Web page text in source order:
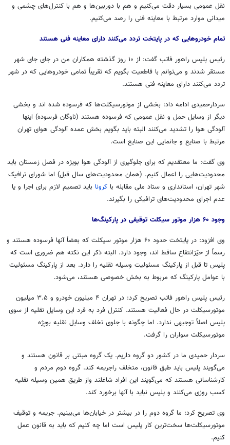
نقل عمومی بسیار دقت می‌کنیم و هم با دوربین‌ها و هم با کنترل‌های چشمی و
میدانی موارد مرتبط با معاینه فنی را رصد می‌کنیم.
تمام خودروهایی که در پایتخت تردد می‌کنند دارای معاینه فنی هستند
رئیس پلیس راهور فاتب گفت: از ۱۰ روز گذشته همکاران من در جای جای شهر
مستقر شدند و می‌توانم با قاطعیت بگویم که تقریباً تمامی خودروهایی که در شهر
تردد می‌کنند دارای معاینه فنی هستند.
سردارحمیدی ادامه داد: بخشی از موتورسیکلت‌ها که فرسوده شده اند و بخشی
دیگر از وسایل حمل و نقل عمومی که فرسوده هستند (ناوگان فرسوده) اینها
آلودگی هوا را تشدید می‌کنند البته باید بگویم بخش عمده آلودگی هوای تهران
مرتبط با صنایع و جانمایی این صنایع است.
وی گفت: ما معتقدیم که برای جلوگیری از آلودگی هوا بویژه در فصل زمستان باید
محدودیت‌هایی را اعمال کنیم. (همان محدودیت‌های سال قبل) اما شورای ترافیک
شهر تهران، استانداری و ستاد ملی مقابله با کرونا باید تصمیم لازم برای اجرا و یا
عدم اجرای محدودیت‌های ترافیکی را بگیرند.
وجود ۶۰ هزار موتور سیکلت توقیفی در پارکینگ‌ها
وی افزود: در پایتخت حدود ۶۰ هزار موتور سیکلت که بعضاً آنها فرسوده هستند و
رسماً از حیّزانتفاع ساقط اند، وجود دارد. البته ذکر این نکته هم ضروری است که
پلیس تا قبل از پارکینگ مسئولیت وسیله نقلیه را دارد. بعد از پارکینگ مسئولیت
با عوامل پارکینگ که مربوط به بخش خصوصی هستند، می‌شود.
رئیس پلیس راهور فاتب تصریح کرد: در تهران ۴ میلیون خودرو و ۳.۵ میلیون
موتورسیکلت در حال فعالیت هستند. کنترل فرد به فرد این وسایل نقلیه از سوی
پلیس اصلاً توجیهی ندارد. اما چگونه با جلوی تخلف وسایل نقلیه بویِژه
موتورسیکلت سواران را گرفت.
سردار حمیدی ما در کشور دو گروه داریم. یک گروه مبتنی بر قانون هستند و
می‌گویند پلیس باید طبق قانون، متخلف راجریمه کند. گروه دوم مردم و
کارشناسانی هستند که می‌گویند این افراد شاغلند واز طریق همین وسیله نقلیه
کسب روزی می‌کنند و پلیس نباید با آنها برخورد کند.
وی تصریح کرد: ما گروه دوم را در بیشتر در خیابان‌ها می‌بینیم. جریمه و توقیف
موتورسیکلت‌ها سخت‌ترین کار پلیس است اما چه کنیم که باید به قانون عمل
کنیم.